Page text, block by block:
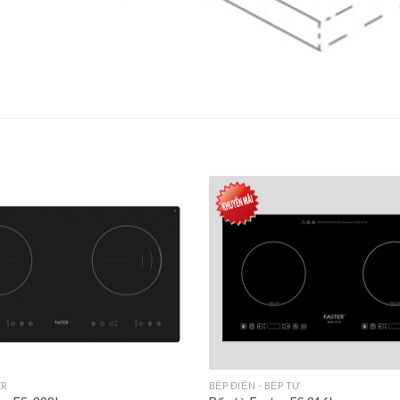
wishlist
BẾP ĐIỆN - BẾP TỪ